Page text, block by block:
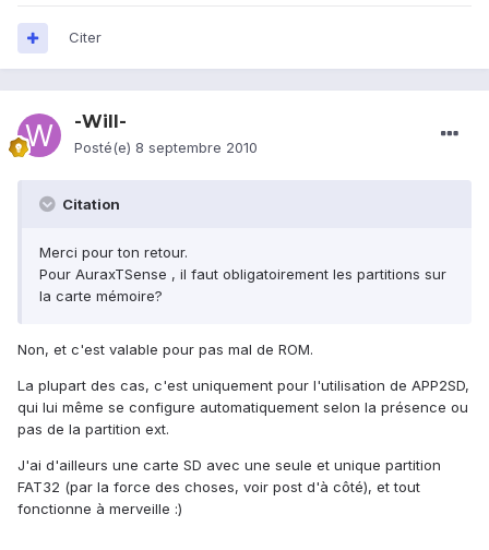
Citer
-Will-
Posté(e) 8 septembre 2010
Citation
Merci pour ton retour.
Pour AuraxTSense , il faut obligatoirement les partitions sur
la carte mémoire?
Non, et c'est valable pour pas mal de ROM.
La plupart des cas, c'est uniquement pour l'utilisation de APP2SD,
qui lui même se configure automatiquement selon la présence ou
pas de la partition ext.
J'ai d'ailleurs une carte SD avec une seule et unique partition
FAT32 (par la force des choses, voir post d'à côté), et tout
fonctionne à merveille :)